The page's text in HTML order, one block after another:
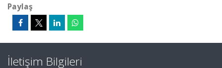
Paylaş
İletişim Bilgileri